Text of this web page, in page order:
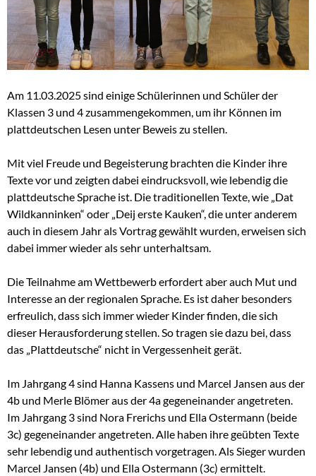
Am 11.03.2025 sind einige Schülerinnen und Schüler der
Klassen 3 und 4 zusammengekommen, um ihr Können im
plattdeutschen Lesen unter Beweis zu stellen.
Mit viel Freude und Begeisterung brachten die Kinder ihre
Texte vor und zeigten dabei eindrucksvoll, wie lebendig die
plattdeutsche Sprache ist. Die traditionellen Texte, wie „Dat
Wildkanninken“ oder „Deij erste Kauken“, die unter anderem
auch in diesem Jahr als Vortrag gewählt wurden, erweisen sich
dabei immer wieder als sehr unterhaltsam.
Die Teilnahme am Wettbewerb erfordert aber auch Mut und
Interesse an der regionalen Sprache. Es ist daher besonders
erfreulich, dass sich immer wieder Kinder finden, die sich
dieser Herausforderung stellen. So tragen sie dazu bei, dass
das „Plattdeutsche“ nicht in Vergessenheit gerät.
Im Jahrgang 4 sind Hanna Kassens und Marcel Jansen aus der
4b und Merle Blömer aus der 4a gegeneinander angetreten.
Im Jahrgang 3 sind Nora Frerichs und Ella Ostermann (beide
3c) gegeneinander angetreten. Alle haben ihre geübten Texte
sehr lebendig und authentisch vorgetragen. Als Sieger wurden
Marcel Jansen (4b) und Ella Ostermann (3c) ermittelt.